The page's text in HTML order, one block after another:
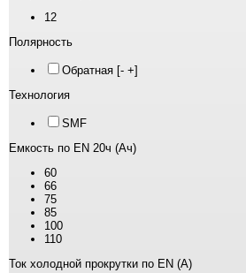
12
Полярность
Обратная [- +]
Технология
SMF
Емкость по EN 20ч (Ач)
60
66
75
85
100
110
Ток холодной прокрутки по EN (А)